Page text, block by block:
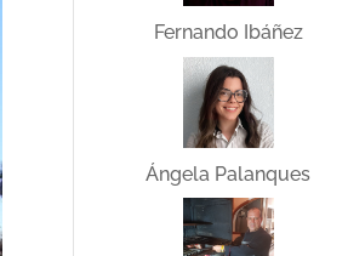
Fernando Ibáñez
Ángela Palanques